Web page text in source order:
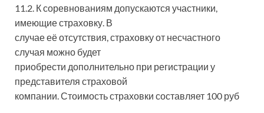
11.2. К соревнованиям допускаются участники,
имеющие страховку. В
случае её отсутствия, страховку от несчастного
случая можно будет
приобрести дополнительно при регистрации у
представителя страховой
компании. Стоимость страховки составляет 100 руб